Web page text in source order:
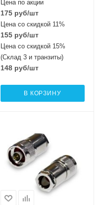
Цена по акции
175руб/шт
Цена со скидкой 11%
155руб/шт
Цена со скидкой 15%
(Склад 3 и транзиты)
148руб/шт
В КОРЗИНУ